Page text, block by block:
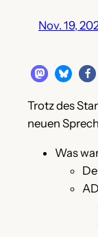
Nov. 19,
Trotz des
neuen
Was